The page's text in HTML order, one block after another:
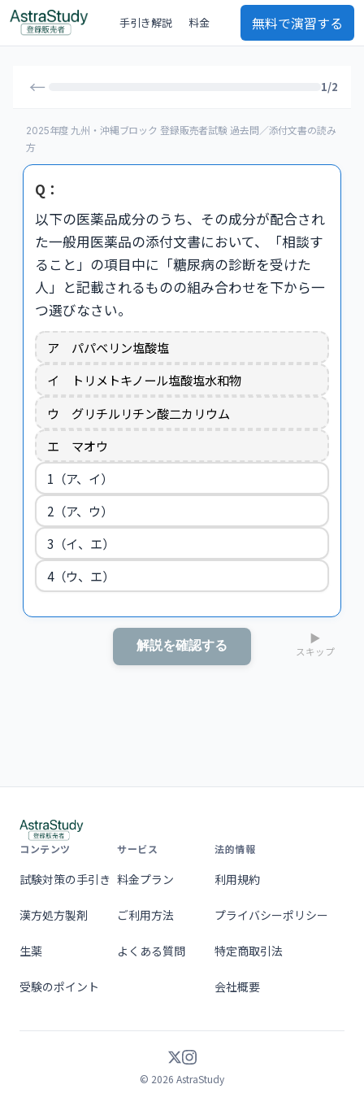
手引き解説 料金 無料で演習する
← 1/2
2025年度 九州・沖縄ブロック 登録販売者試験 過去問／添付文書の読み
方
Q：
以下の医薬品成分のうち、その成分が配合され
た一般用医薬品の添付文書において、「相談す
ること」の項目中に「糖尿病の診断を受けた
人」と記載されるものの組み合わせを下から一
つ選びなさい。
ア パパベリン塩酸塩
イ トリメトキノール塩酸塩水和物
ウ グリチルリチン酸二カリウム
エ マオウ
1（ア、イ）
2（ア、ウ）
3（イ、エ）
4（ウ、エ）
解説を確認する ▶
スキップ
コンテンツ
試験対策の手引き
漢方処方製剤
生薬
受験のポイント
サービス
料金プラン
ご利用方法
よくある質問
法的情報
利用規約
プライバシーポリシー
特定商取引法
会社概要
© 2026 AstraStudy